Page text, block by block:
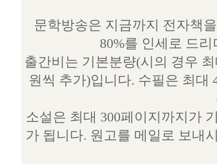
문학방송은 지금까지 전자책
80%를 인세로 드
출간비는 기본분량(시의 경우
원씩 추가)입니다. 수필은 최대
소설은 최대 300페이지까지가
가 됩니다. 원고를 메일로 보내